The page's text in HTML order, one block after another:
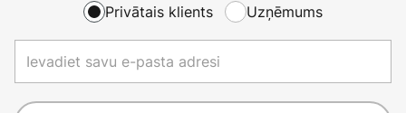
Privātais klients Uzņēmums